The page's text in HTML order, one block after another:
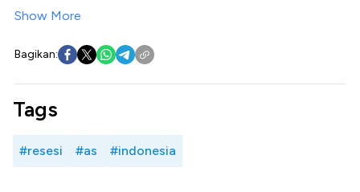
Show More
Bagikan:
Tags
#resesi #as #indonesia